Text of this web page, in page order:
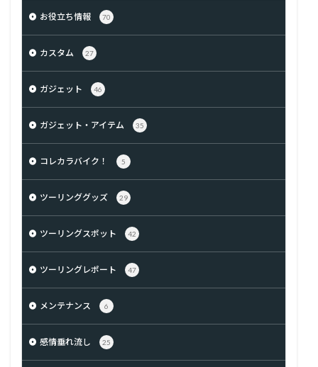
お役立ち情報 70
カスタム 27
ガジェット 46
ガジェット・アイテム 35
コレカラバイク！ 5
ツーリンググッズ 29
ツーリングスポット 42
ツーリングレポート 47
メンテナンス 6
感情垂れ流し 25